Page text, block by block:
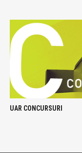
UAR CONCURSURI